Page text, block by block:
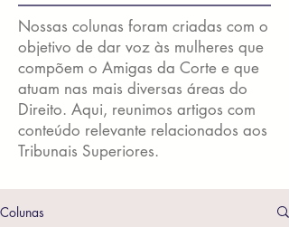
Nossas colunas foram criadas com o
objetivo de dar voz às mulheres que
compõem o Amigas da Corte e que
atuam nas mais diversas áreas do
Direito. Aqui, reunimos artigos com
conteúdo relevante relacionados aos
Tribunais Superiores.
Colunas